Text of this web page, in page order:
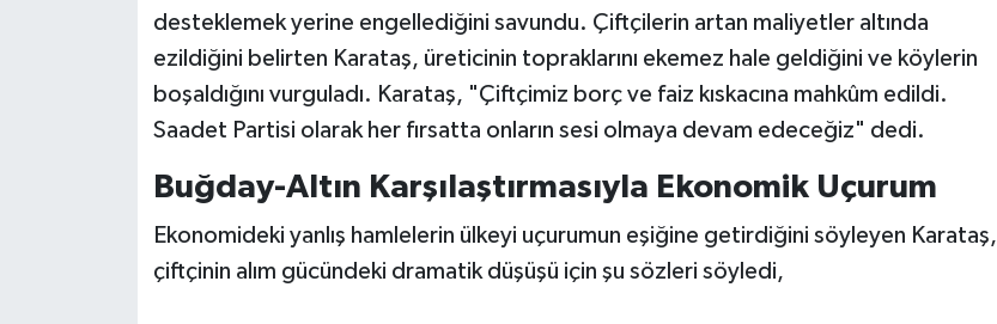
desteklemek yerine engellediğini savundu. Çiftçilerin artan maliyetler altında
ezildiğini belirten Karataş, üreticinin topraklarını ekemez hale geldiğini ve köylerin
boşaldığını vurguladı. Karataş, "Çiftçimiz borç ve faiz kıskacına mahkûm edildi.
Saadet Partisi olarak her fırsatta onların sesi olmaya devam edeceğiz" dedi.
Buğday-Altın Karşılaştırmasıyla Ekonomik Uçurum
Ekonomideki yanlış hamlelerin ülkeyi uçurumun eşiğine getirdiğini söyleyen Karataş,
çiftçinin alım gücündeki dramatik düşüşü için şu sözleri söyledi,